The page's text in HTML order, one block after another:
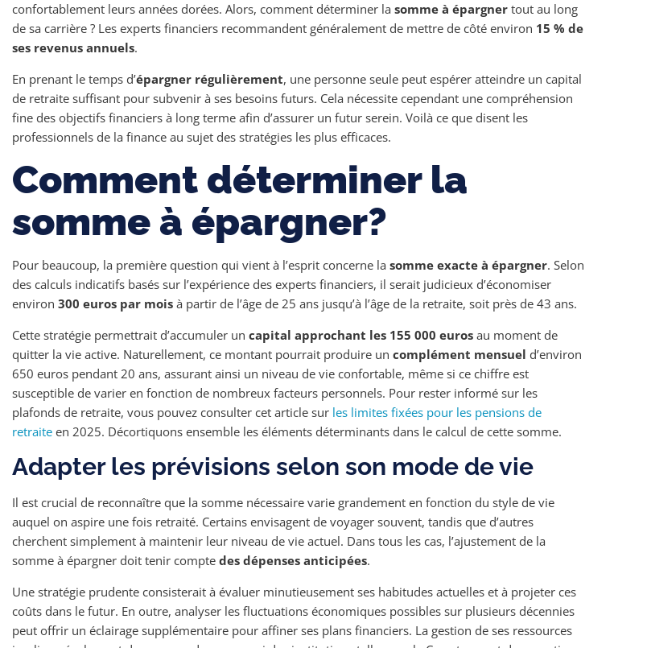
confortablement leurs années dorées. Alors, comment déterminer la somme à épargner tout au long
de sa carrière ? Les experts financiers recommandent généralement de mettre de côté environ 15 % de
ses revenus annuels.
En prenant le temps d’épargner régulièrement, une personne seule peut espérer atteindre un capital
de retraite suffisant pour subvenir à ses besoins futurs. Cela nécessite cependant une compréhension
fine des objectifs financiers à long terme afin d’assurer un futur serein. Voilà ce que disent les
professionnels de la finance au sujet des stratégies les plus efficaces.
Comment déterminer la
somme à épargner?
Pour beaucoup, la première question qui vient à l’esprit concerne la somme exacte à épargner. Selon
des calculs indicatifs basés sur l’expérience des experts financiers, il serait judicieux d’économiser
environ 300 euros par mois à partir de l’âge de 25 ans jusqu’à l’âge de la retraite, soit près de 43 ans.
Cette stratégie permettrait d’accumuler un capital approchant les 155 000 euros au moment de
quitter la vie active. Naturellement, ce montant pourrait produire un complément mensuel d’environ
650 euros pendant 20 ans, assurant ainsi un niveau de vie confortable, même si ce chiffre est
susceptible de varier en fonction de nombreux facteurs personnels. Pour rester informé sur les
plafonds de retraite, vous pouvez consulter cet article sur les limites fixées pour les pensions de
retraite en 2025. Décortiquons ensemble les éléments déterminants dans le calcul de cette somme.
Adapter les prévisions selon son mode de vie
Il est crucial de reconnaître que la somme nécessaire varie grandement en fonction du style de vie
auquel on aspire une fois retraité. Certains envisagent de voyager souvent, tandis que d’autres
cherchent simplement à maintenir leur niveau de vie actuel. Dans tous les cas, l’ajustement de la
somme à épargner doit tenir compte des dépenses anticipées.
Une stratégie prudente consisterait à évaluer minutieusement ses habitudes actuelles et à projeter ces
coûts dans le futur. En outre, analyser les fluctuations économiques possibles sur plusieurs décennies
peut offrir un éclairage supplémentaire pour affiner ses plans financiers. La gestion de ses ressources